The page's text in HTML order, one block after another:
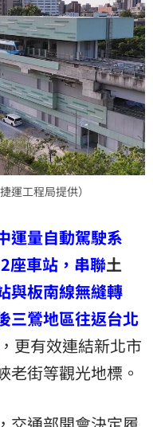
運工程局提供）
運量自動駕駛系
座車站，串聯土
與板南線無縫轉
三鶯地區往返台北
，更有效連結新北市
老街等觀光地標。